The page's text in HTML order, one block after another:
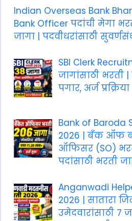
Indian Overseas Bank
Bank Officer पदांची मेगा
जागा | पदवीधरांसाठी
SBI Clerk
जागांसाठी भरती |
पगार, अर्ज प्रक्रिया
Bank of Baroda
2026 | बँक ऑफ
ऑफिसर (SO)
पदांसाठी भरती
Anganwadi
2026 | सातारा
उमेदवारांसाठी 7